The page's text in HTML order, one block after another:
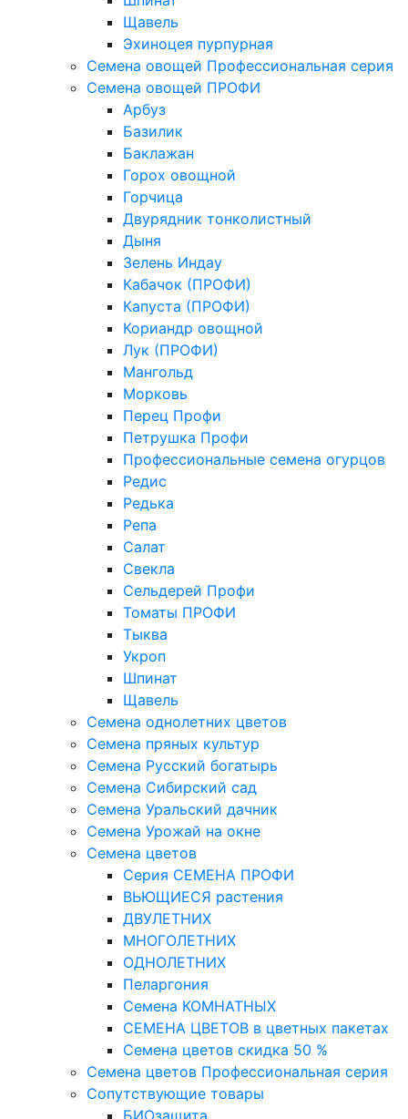
Щавель
Эхиноцея пурпурная
Семена овощей Профессиональная серия
Семена овощей ПРОФИ
Арбуз
Базилик
Баклажан
Горох овощной
Горчица
Двурядник тонколистный
Дыня
Зелень Индау
Кабачок (ПРОФИ)
Капуста (ПРОФИ)
Кориандр овощной
Лук (ПРОФИ)
Мангольд
Морковь
Перец Профи
Петрушка Профи
Профессиональные семена огурцов
Редис
Редька
Репа
Салат
Свекла
Сельдерей Профи
Томаты ПРОФИ
Тыква
Укроп
Шпинат
Щавель
Семена однолетних цветов
Семена пряных культур
Семена Русский богатырь
Семена Сибирский сад
Семена Уральский дачник
Семена Урожай на окне
Семена цветов
Cерия CЕМЕНА ПРОФИ
ВЬЮЩИЕСЯ растения
ДВУЛЕТНИХ
МНОГОЛЕТНИХ
ОДНОЛЕТНИХ
Пеларгония
Семена КОМНАТНЫХ
СЕМЕНА ЦВЕТОВ в цветных пакетах
Семена цветов скидка 50 %
Семена цветов Профессиональная серия
Сопутствующие товары
БИОзащита